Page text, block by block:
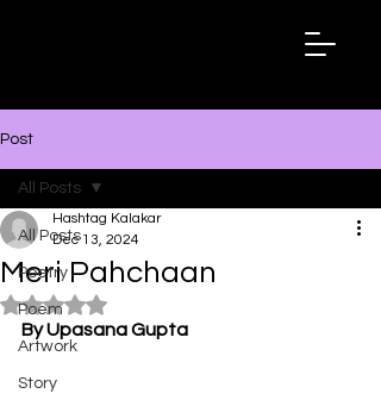
Post
All Posts
Poetry
Poem
Artwork
Story
All Posts
Meri Pahchaan
Hashtag Kalakar
Dec 13, 2024
Rated NaN out of 5 stars.
By Upasana Gupta